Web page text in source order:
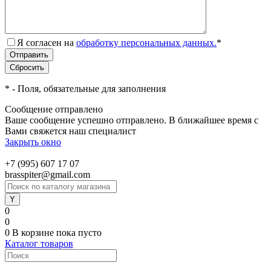
Я согласен на обработку персональных данных.*
* - Поля, обязательные для заполнения
Сообщение отправлено
Ваше сообщение успешно отправлено. В ближайшее время с
Вами свяжется наш специалист
Закрыть окно
+7 (995) 607 17 07
brasspiter@gmail.com
0
0
0 В корзине пока пусто
Каталог товаров